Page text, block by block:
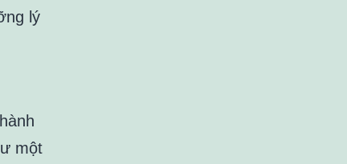
lý
một